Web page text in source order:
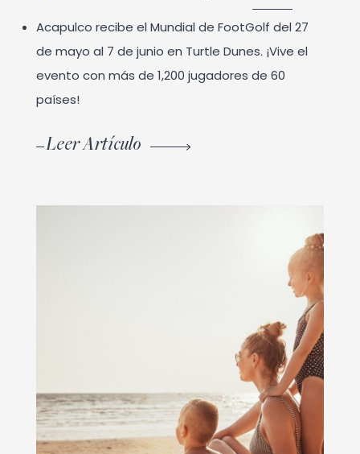
Acapulco recibe el Mundial de FootGolf del 27
de mayo al 7 de junio en Turtle Dunes. ¡Vive el
evento con más de 1,200 jugadores de 60
países!
Leer Artículo